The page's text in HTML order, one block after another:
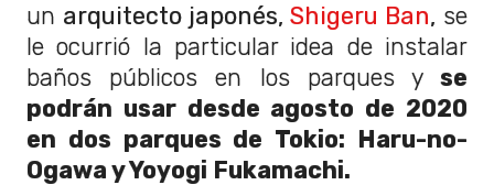
un arquitecto japonés, Shigeru Ban, se
le ocurrió la particular idea de instalar
baños públicos en los parques y se
podrán usar desde agosto de 2020
en dos parques de Tokio: Haru-no-
Ogawa y Yoyogi Fukamachi.